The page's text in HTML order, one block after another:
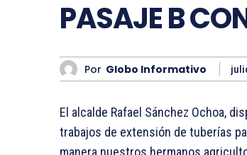
PASAJE B
Por Globo Informativo
El alcalde Rafael Sánchez Ochoa,
trabajos de extensión de tuberías
manera nuestros hermanos